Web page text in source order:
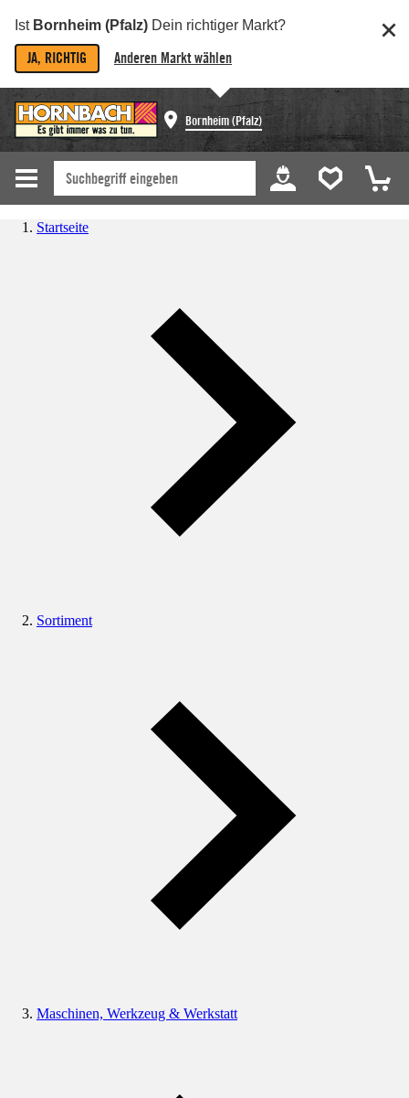
Ist Bornheim (Pfalz) Dein richtiger Markt?
JA, RICHTIG Anderen Markt wählen
Bornheim (Pfalz)
Startseite
Sortiment
Maschinen, Werkzeug & Werkstatt